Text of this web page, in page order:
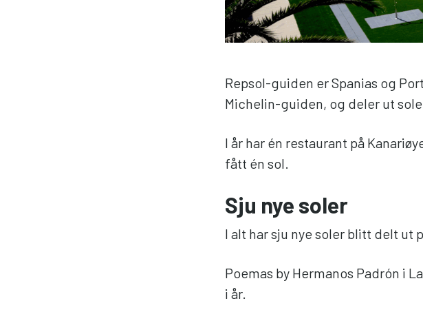
Repsol-guiden er Spanias og
Michelin-guiden, og deler ut
I år har én restaurant på
fått én sol.
Sju nye soler
I alt har sju nye soler blitt delt ut
Poemas by Hermanos Padrón i
i år.